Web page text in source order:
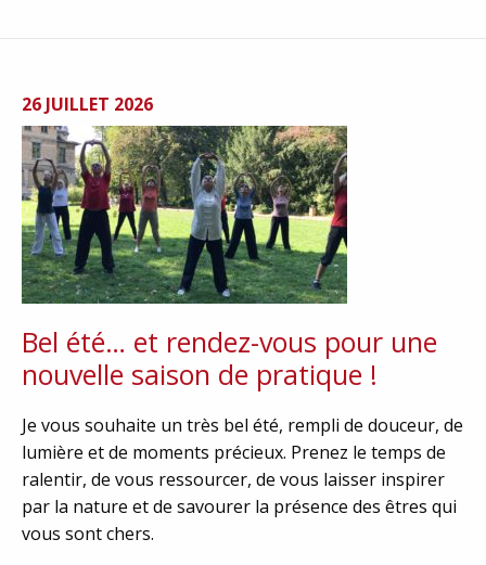
26 JUILLET 2026
Bel été… et rendez-vous pour une
nouvelle saison de pratique !
Je vous souhaite un très bel été, rempli de douceur, de
lumière et de moments précieux. Prenez le temps de
ralentir, de vous ressourcer, de vous laisser inspirer
par la nature et de savourer la présence des êtres qui
vous sont chers.